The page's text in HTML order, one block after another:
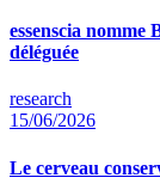
essenscia
déléguée
research
15/06/2026
Le cerveau